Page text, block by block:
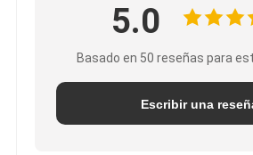
5.0
Basado en 50 reseñas para
Escribir una